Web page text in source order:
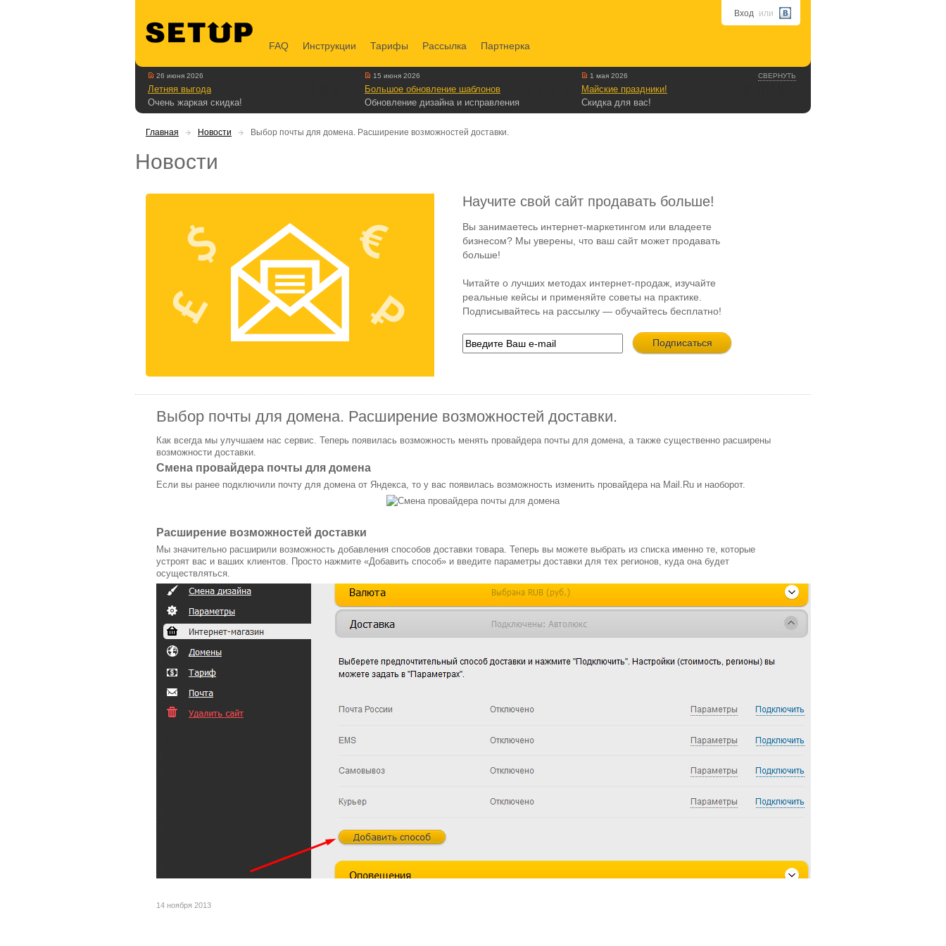
Вход или
FAQ Инструкции Тарифы Рассылка Партнерка
СВЕРНУТЬ
26 июня 2026
Летняя выгода
Очень жаркая скидка!
15 июня 2026
Большое обновление шаблонов
Обновление дизайна и исправления
1 мая 2026
Майские праздники!
Скидка для вас!
Главная Новости Выбор почты для домена. Расширение возможностей доставки.
Новости
Научите свой сайт продавать больше!
Вы занимаетесь интернет-маркетингом или владеете
бизнесом? Мы уверены, что ваш сайт может продавать
больше!
Читайте о лучших методах интернет-продаж, изучайте
реальные кейсы и применяйте советы на практике.
Подписывайтесь на рассылку — обучайтесь бесплатно!
Выбор почты для домена. Расширение возможностей доставки.
Как всегда мы улучшаем нас сервис. Теперь появилась возможность менять провайдера почты для домена, а также существенно расширены
возможности доставки.
Смена провайдера почты для домена
Если вы ранее подключили почту для домена от Яндекса, то у вас появилась возможность изменить провайдера на Mail.Ru и наоборот.
Расширение возможностей доставки
Мы значительно расширили возможность добавления способов доставки товара. Теперь вы можете выбрать из списка именно те, которые
устроят вас и ваших клиентов. Просто нажмите «Добавить способ» и введите параметры доставки для тех регионов, куда она будет
осуществляться.
14 ноября 2013